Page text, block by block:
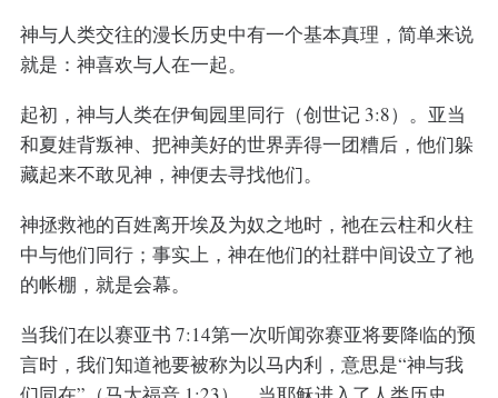
神与人类交往的漫长历史中有一个基本真理，简单来说
就是：神喜欢与人在一起。
起初，神与人类在伊甸园里同行（创世记 3:8）。亚当
和夏娃背叛神、把神美好的世界弄得一团糟后，他们躲
藏起来不敢见神，神便去寻找他们。
神拯救祂的百姓离开埃及为奴之地时，祂在云柱和火柱
中与他们同行；事实上，神在他们的社群中间设立了祂
的帐棚，就是会幕。
当我们在以赛亚书 7:14第一次听闻弥赛亚将要降临的预
言时，我们知道祂要被称为以马内利，意思是“神与我